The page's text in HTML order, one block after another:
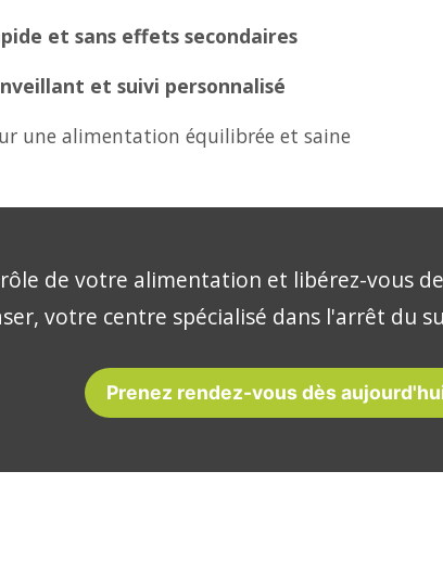
et sans effets secondaires
et suivi personnalisé
une alimentation équilibrée et saine
de votre alimentation et libérez-vous
votre centre spécialisé dans l'arrêt du
Prenez rendez-vous dès